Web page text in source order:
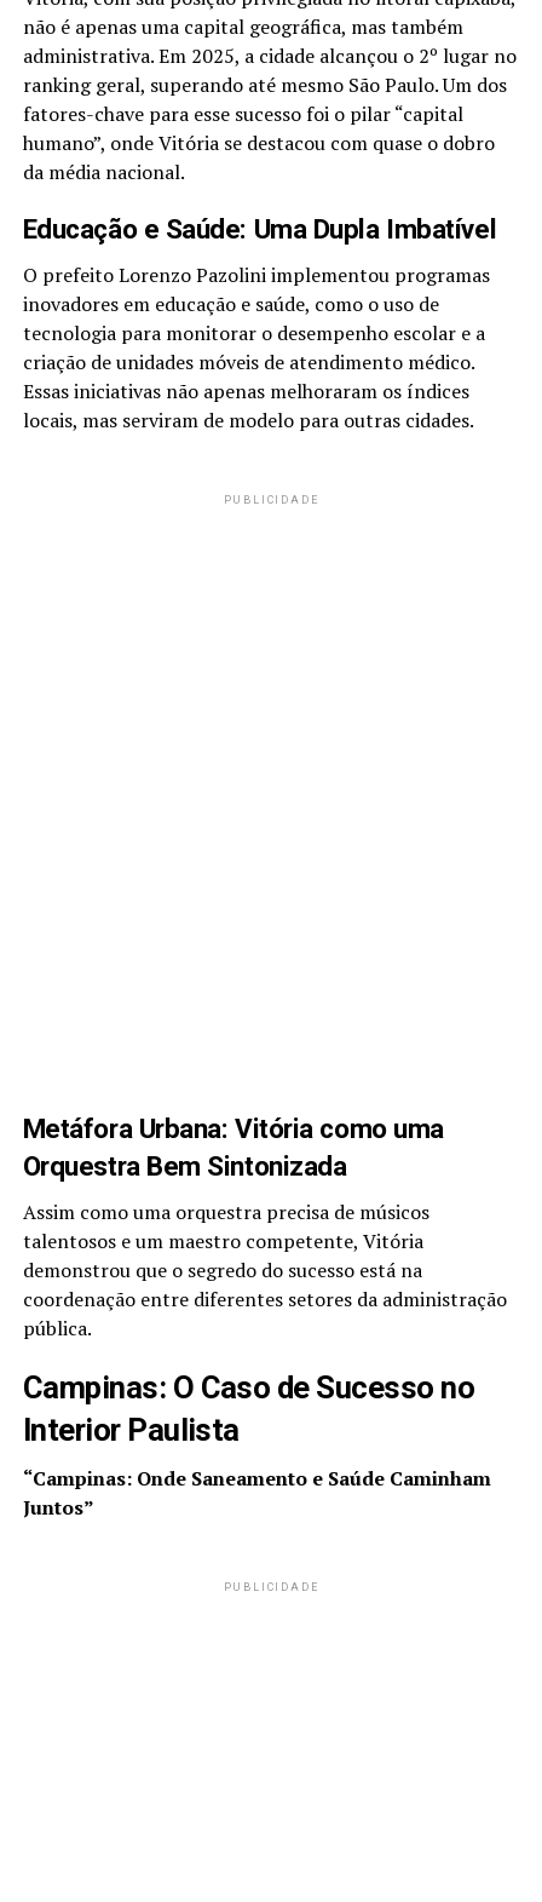
não é apenas uma capital geográfica, mas também
administrativa. Em 2025, a cidade alcançou o 2º lugar no
ranking geral, superando até mesmo São Paulo. Um dos
fatores-chave para esse sucesso foi o pilar “capital
humano”, onde Vitória se destacou com quase o dobro
da média nacional.
Educação e Saúde: Uma Dupla Imbatível
O prefeito Lorenzo Pazolini implementou programas
inovadores em educação e saúde, como o uso de
tecnologia para monitorar o desempenho escolar e a
criação de unidades móveis de atendimento médico.
Essas iniciativas não apenas melhoraram os índices
locais, mas serviram de modelo para outras cidades.
PUBLICIDADE
Metáfora Urbana: Vitória como uma
Orquestra Bem Sintonizada
Assim como uma orquestra precisa de músicos
talentosos e um maestro competente, Vitória
demonstrou que o segredo do sucesso está na
coordenação entre diferentes setores da administração
pública.
Campinas: O Caso de Sucesso no
Interior Paulista
“Campinas: Onde Saneamento e Saúde Caminham
Juntos”
PUBLICIDADE